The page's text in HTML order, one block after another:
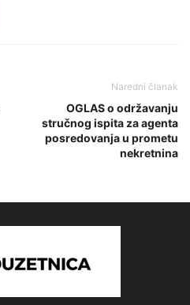
Naredni članak
OGLAS o održavanju
stručnog ispita za agenta
posredovanja u prometu
nekretnina